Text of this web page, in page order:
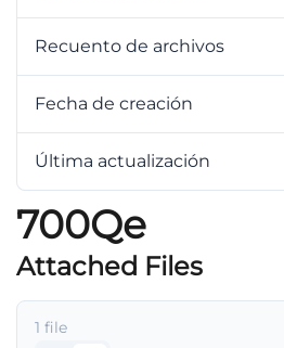
Recuento de archivos
Fecha de creación
Última actualización
700Qe
Attached Files
1 file